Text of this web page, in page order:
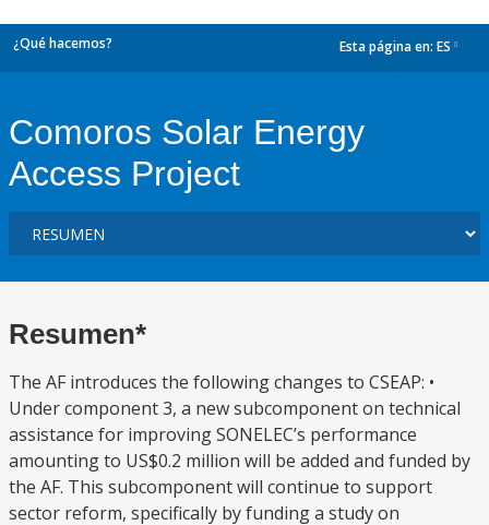
¿Qué hacemos? Esta página en: ES
Comoros Solar Energy
Access Project
Resumen*
The AF introduces the following changes to CSEAP: •
Under component 3, a new subcomponent on technical
assistance for improving SONELEC’s performance
amounting to US$0.2 million will be added and funded by
the AF. This subcomponent will continue to support
sector reform, specifically by funding a study on